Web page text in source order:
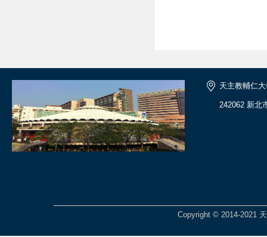
天主教輔仁
242062 新北
Copyright © 2014-2021